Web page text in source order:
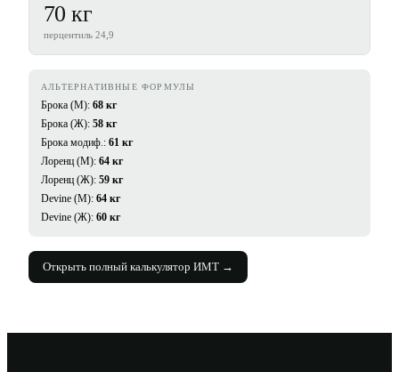
70 кг
перцентиль 24,9
АЛЬТЕРНАТИВНЫЕ ФОРМУЛЫ
Брока (М): 68 кг
Брока (Ж): 58 кг
Брока модиф.: 61 кг
Лоренц (М): 64 кг
Лоренц (Ж): 59 кг
Devine (М): 64 кг
Devine (Ж): 60 кг
Открыть полный калькулятор ИМТ →